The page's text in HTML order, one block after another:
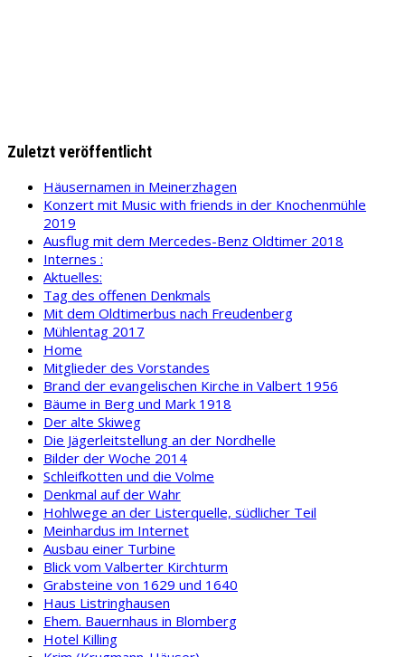
Zuletzt veröffentlicht
Häusernamen in Meinerzhagen
Konzert mit Music with friends in der Knochenmühle
2019
Ausflug mit dem Mercedes-Benz Oldtimer 2018
Internes :
Aktuelles:
Tag des offenen Denkmals
Mit dem Oldtimerbus nach Freudenberg
Mühlentag 2017
Home
Mitglieder des Vorstandes
Brand der evangelischen Kirche in Valbert 1956
Bäume in Berg und Mark 1918
Der alte Skiweg
Die Jägerleitstellung an der Nordhelle
Bilder der Woche 2014
Schleifkotten und die Volme
Denkmal auf der Wahr
Hohlwege an der Listerquelle, südlicher Teil
Meinhardus im Internet
Ausbau einer Turbine
Blick vom Valberter Kirchturm
Grabsteine von 1629 und 1640
Haus Listringhausen
Ehem. Bauernhaus in Blomberg
Hotel Killing